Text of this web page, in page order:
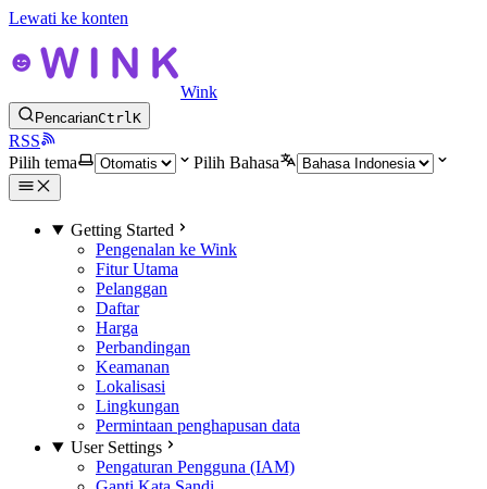
Lewati ke konten
Wink
PencarianCtrlK
RSS
Pilih tema
Pilih Bahasa
Getting Started
Pengenalan ke Wink
Fitur Utama
Pelanggan
Daftar
Harga
Perbandingan
Keamanan
Lokalisasi
Lingkungan
Permintaan penghapusan data
User Settings
Pengaturan Pengguna (IAM)